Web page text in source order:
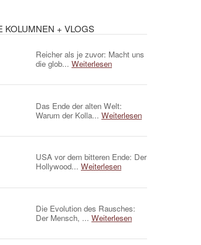
KOLUMNEN + VLOGS
Reicher als je zuvor: Macht uns
die glob... Weiterlesen
Das Ende der alten Welt:
Warum der Kolla... Weiterlesen
USA vor dem bitteren Ende: Der
Hollywood... Weiterlesen
Die Evolution des Rausches:
Der Mensch, ... Weiterlesen